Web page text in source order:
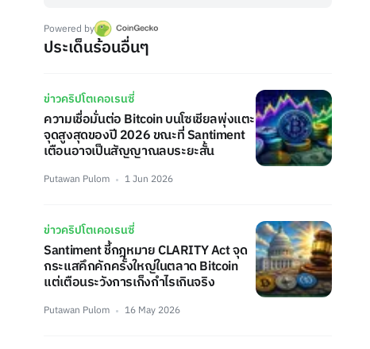
Powered by
ประเด็นร้อนอื่นๆ
ข่าวคริปโตเคอเรนซี่
ความเชื่อมั่นต่อ Bitcoin บนโซเชียลพุ่งแตะ
จุดสูงสุดของปี 2026 ขณะที่ Santiment
เตือนอาจเป็นสัญญาณลบระยะสั้น
Putawan Pulom 1 Jun 2026
ข่าวคริปโตเคอเรนซี่
Santiment ชี้กฎหมาย CLARITY Act จุด
กระแสคึกคักครั้งใหญ่ในตลาด Bitcoin
แต่เตือนระวังการเก็งกำไรเกินจริง
Putawan Pulom 16 May 2026